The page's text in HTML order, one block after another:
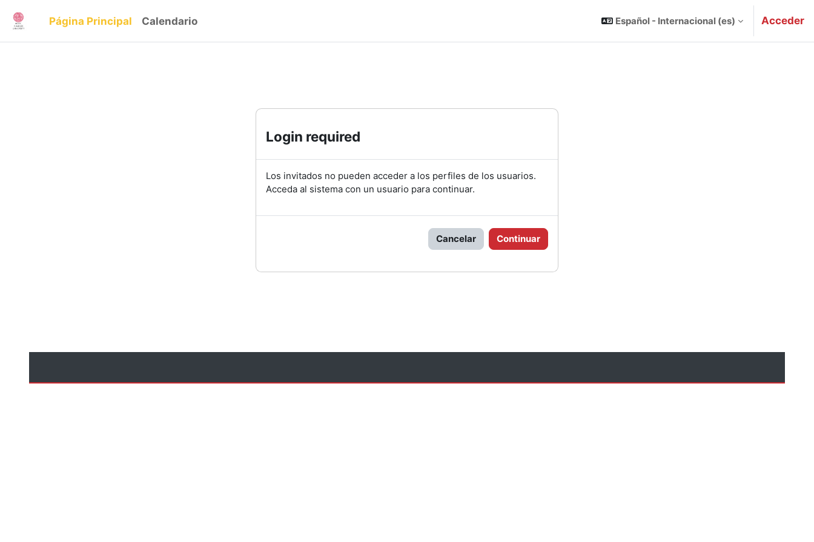
Página Principal Calendario Español - Internacional ‎(es)‎ Acceder
Login required
Los invitados no pueden acceder a los perfiles de los usuarios.
Acceda al sistema con un usuario para continuar.
Cancelar Continuar